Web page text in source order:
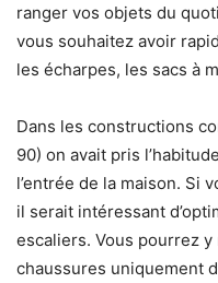
ranger vos objets du
vous souhaitez avoir
les écharpes, les sacs à
Dans les constructions
90) on avait pris
l’entrée de la maison. Si
il serait intéressant
escaliers. Vous pourrez
chaussures uniquement